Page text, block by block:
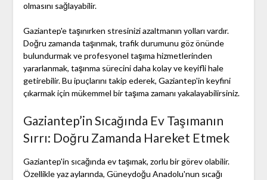
olmasını sağlayabilir.
Gaziantep'e taşınırken stresinizi azaltmanın yolları vardır.
Doğru zamanda taşınmak, trafik durumunu göz önünde
bulundurmak ve profesyonel taşıma hizmetlerinden
yararlanmak, taşınma sürecini daha kolay ve keyifli hale
getirebilir. Bu ipuçlarını takip ederek, Gaziantep'in keyfini
çıkarmak için mükemmel bir taşıma zamanı yakalayabilirsiniz.
Gaziantep’in Sıcağında Ev Taşımanın
Sırrı: Doğru Zamanda Hareket Etmek
Gaziantep'in sıcağında ev taşımak, zorlu bir görev olabilir.
Özellikle yaz aylarında, Güneydoğu Anadolu'nun sıcağı